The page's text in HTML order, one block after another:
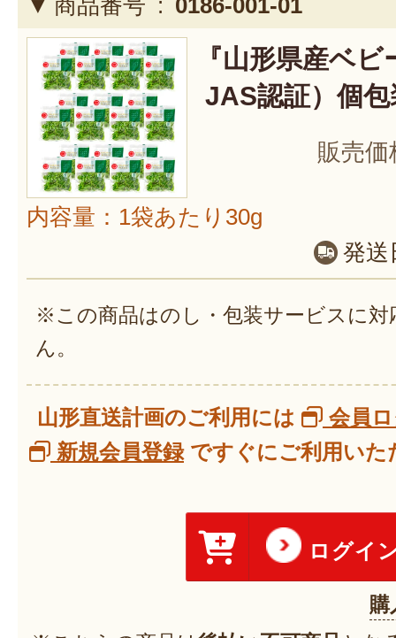
商品番号 : 0186-001-01
『山形県産ベ
JAS認証）個
販売価
内容量：1袋あたり30g
発送
※この商品はのし・包装サービスに対
ん。
山形直送計画のご利用には
会員
新規会員登録ですぐにご利用いた
ログイ
購